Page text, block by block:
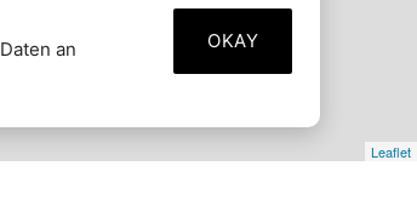
Leaflet
Daten an
OKAY